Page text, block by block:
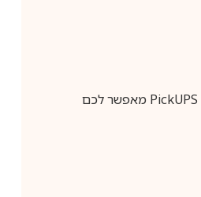
PickUPS מאפשר לכם